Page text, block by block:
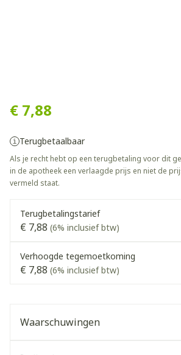
€ 7,88
Terugbetaalbaar
Als je recht hebt op een terugbetaling voor dit
in de apotheek een verlaagde prijs en niet de
vermeld staat.
Terugbetalingstarief
€ 7,88 (6% inclusief btw)
Verhoogde tegemoetkoming
€ 7,88 (6% inclusief btw)
Waarschuwingen